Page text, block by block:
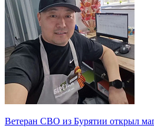
Ветеран СВО из Бурятии открыл